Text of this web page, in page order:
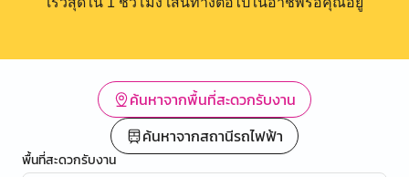
ค้นหาจากพื้นที่สะดวกรับงาน
ค้นหาจากสถานีรถไฟฟ้า
พื้นที่สะดวกรับงาน